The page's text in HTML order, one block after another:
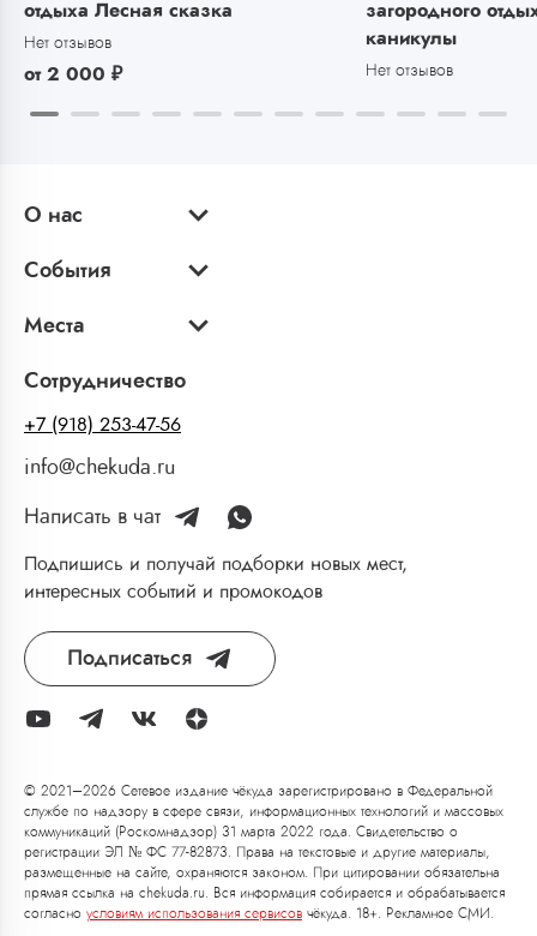
отдыха Лесная сказка
Нет отзывов
от 2 000 ₽
загородного
каникулы
Нет отзывов
О нас
События
Места
Сотрудничество
+7 (918) 253-47-56
info@chekuda.ru
Написать в чат
Подпишись и получай подборки новых мест,
интересных событий и промокодов
Подписаться
© 2021–2026 Сетевое издание чёкуда зарегистрировано в Федеральной
службе по надзору в сфере связи, информационных технологий и массовых
коммуникаций (Роскомнадзор) 31 марта 2022 года. Свидетельство о
регистрации ЭЛ № ФС 77-82873. Права на текстовые и другие материалы,
размещенные на сайте, охраняются законом. При цитировании обязательна
прямая ссылка на chekuda.ru. Вся информация собирается и обрабатывается
согласно условиям использования сервисов чёкуда. 18+. Рекламное СМИ.